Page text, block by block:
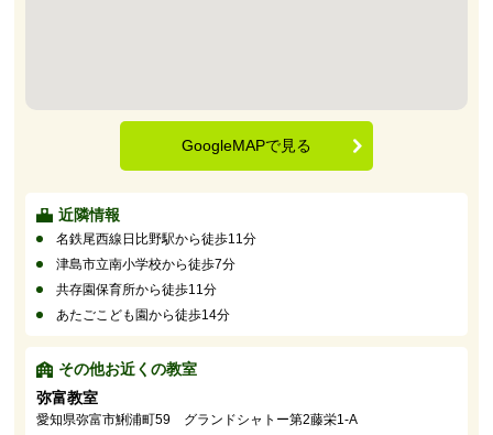
GoogleMAPで見る
近隣情報
名鉄尾西線日比野駅から徒歩11分
津島市立南小学校から徒歩7分
共存園保育所から徒歩11分
あたごこども園から徒歩14分
その他お近くの教室
弥富教室
愛知県弥富市鯏浦町59 グランドシャトー第2藤栄1-A